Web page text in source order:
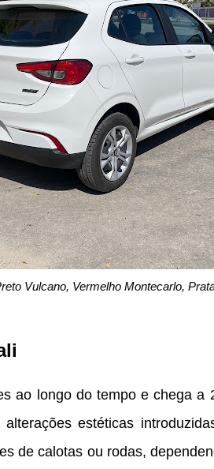
Vulcano, Vermelho Montecarlo,
ao longo do tempo e chega a
estéticas
de calotas ou rodas,